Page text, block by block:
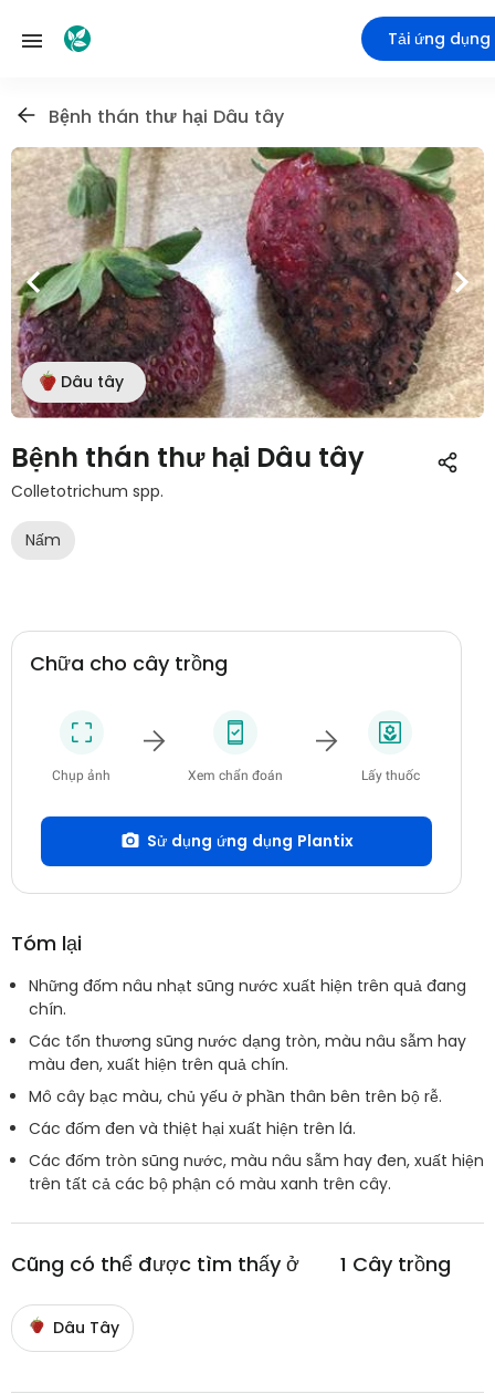
Tải ứng dụng
Bệnh thán thư hại Dâu tây
Dâu tây
Bệnh thán thư hại Dâu tây
Colletotrichum spp.
Nấm
Chữa cho cây trồng
Chụp ảnh Xem chẩn đoán Lấy thuốc
Sử dụng ứng dụng Plantix
Tóm lại
Những đốm nâu nhạt sũng nước xuất hiện trên quả đang
chín.
Các tổn thương sũng nước dạng tròn, màu nâu sẫm hay
màu đen, xuất hiện trên quả chín.
Mô cây bạc màu, chủ yếu ở phần thân bên trên bộ rễ.
Các đốm đen và thiệt hại xuất hiện trên lá.
Các đốm tròn sũng nước, màu nâu sẫm hay đen, xuất hiện
trên tất cả các bộ phận có màu xanh trên cây.
Cũng có thể được tìm thấy ở 1 Cây trồng
Dâu Tây